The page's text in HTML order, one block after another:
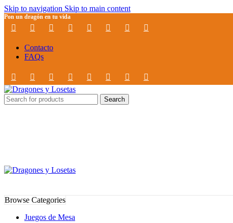
Skip to navigation Skip to main content
Pon un dragón en tu vida
Contacto
FAQs
Search
Browse Categories
Juegos de Mesa